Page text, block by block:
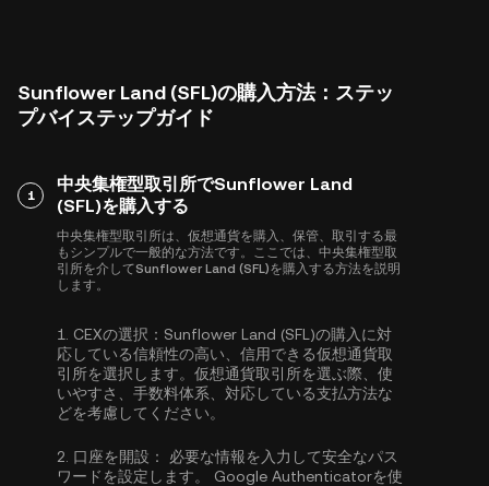
Sunflower Land (SFL)の購入方法：ステッ
プバイステップガイド
1
中央集権型取引所でSunflower Land
(SFL)を購入する
中央集権型取引所は、仮想通貨を購入、保管、取引する最
もシンプルで一般的な方法です。ここでは、中央集権型取
引所を介してSunflower Land (SFL)を購入する方法を説明
します。
1. CEXの選択： Sunflower Land (SFL)の購入に対
応している信頼性の高い、信用できる仮想通貨取
引所を選択します。仮想通貨取引所を選ぶ際、使
いやすさ、手数料体系、対応している支払方法な
どを考慮してください。
2. 口座を開設： 必要な情報を入力して安全なパス
ワードを設定します。 Google Authenticatorを使